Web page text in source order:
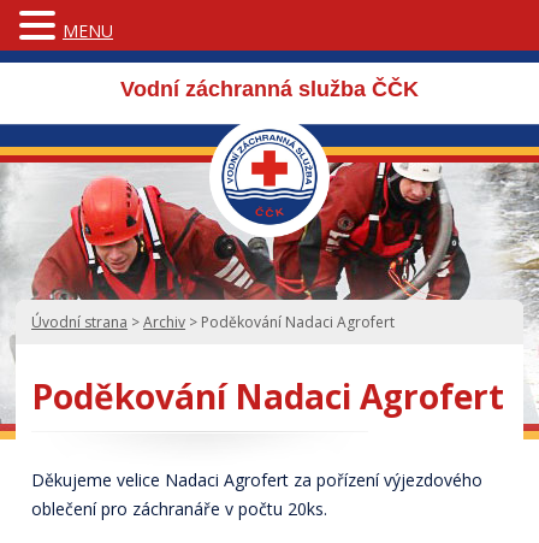
Vodní záchranná služba ČČK
Úvodní strana >Archiv > Poděkování Nadaci Agrofert
Poděkování Nadaci Agrofert
Děkujeme velice Nadaci Agrofert za pořízení výjezdového
oblečení pro záchranáře v počtu 20ks.
MENU